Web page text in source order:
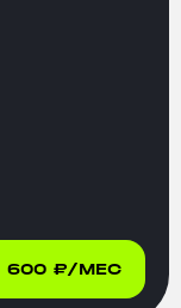
600 ₽/МЕС